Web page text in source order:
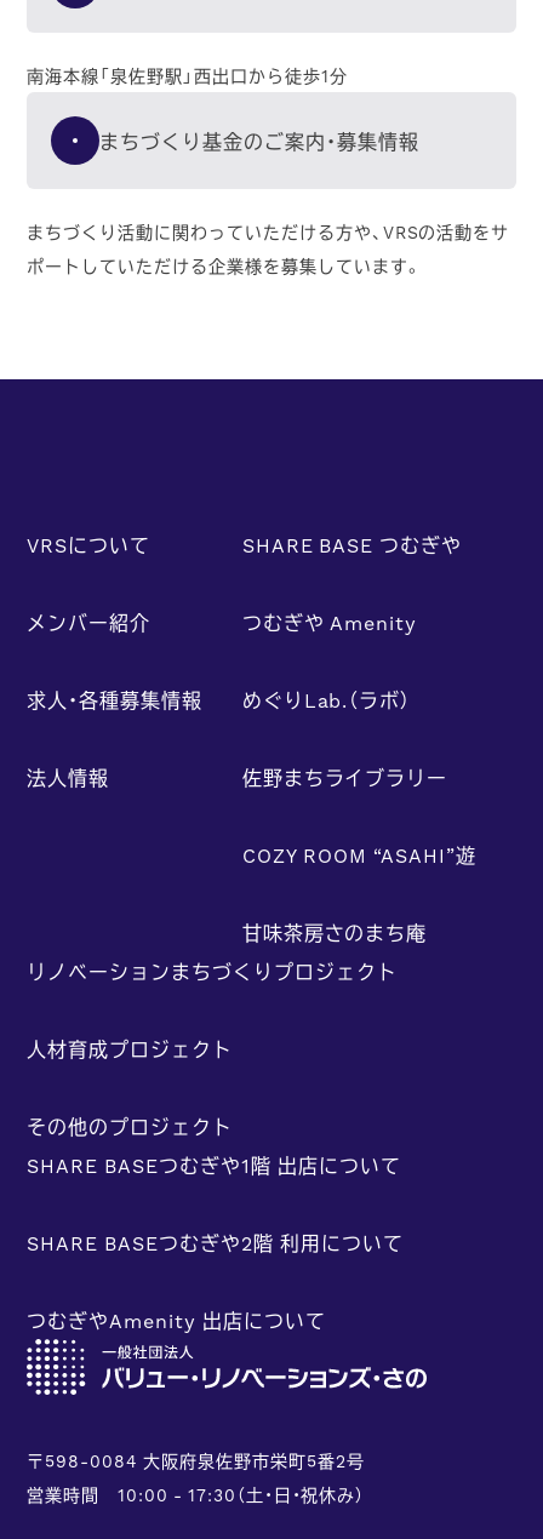
南海本線「泉佐野駅」西出口から徒歩1分
まちづくり基金のご案内・募集情報
まちづくり活動に関わっていただける方や、VRSの活動をサ
ポートしていただける企業様を募集しています。
VRSについて
メンバー紹介
求人・各種募集情報
法人情報
SHARE BASE つむぎや
つむぎや Amenity
めぐりLab.（ラボ）
佐野まちライブラリー
COZY ROOM “ASAHI”遊
甘味茶房さのまち庵
リノベーションまちづくりプロジェクト
人材育成プロジェクト
その他のプロジェクト
SHARE BASEつむぎや1階 出店について
SHARE BASEつむぎや2階 利用について
つむぎやAmenity 出店について
〒598-0084 大阪府泉佐野市栄町5番2号
営業時間 10:00 - 17:30（土・日・祝休み）